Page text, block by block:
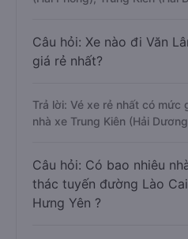
Câu hỏi: Xe nào đi Văn
giá rẻ nhất?
Trả lời: Vé xe rẻ nhất có
nhà xe Trung Kiên (Hải
Câu hỏi: Có bao nhiêu
thác tuyến đường Lào
Hưng Yên ?